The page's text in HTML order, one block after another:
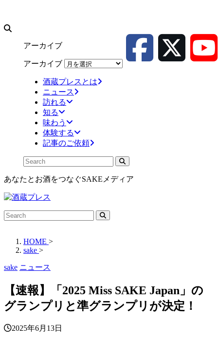
アーカイブ
アーカイブ
酒蔵プレスとは
ニュース
訪れる
知る
味わう
体験する
記事のご依頼
あなたとお酒をつなぐSAKEメディア
HOME >
sake >
sake ニュース
【速報】「2025 Miss SAKE Japan」の
グランプリと準グランプリが決定！
2025年6月13日